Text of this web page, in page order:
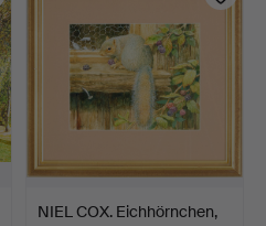
NIEL COX. Eichhörnchen,